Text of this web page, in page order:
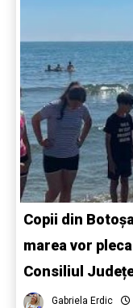
Copii din
marea vor
Consiliul
Gabriela Erdic